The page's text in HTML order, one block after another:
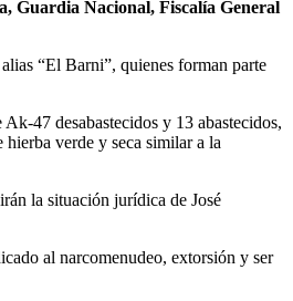
Guardia Nacional, Fiscalía General
“El Barni”, quienes forman parte
47 desabastecidos y 13 abastecidos,
verde y seca similar a la
la situación jurídica de José
al narcomenudeo, extorsión y ser